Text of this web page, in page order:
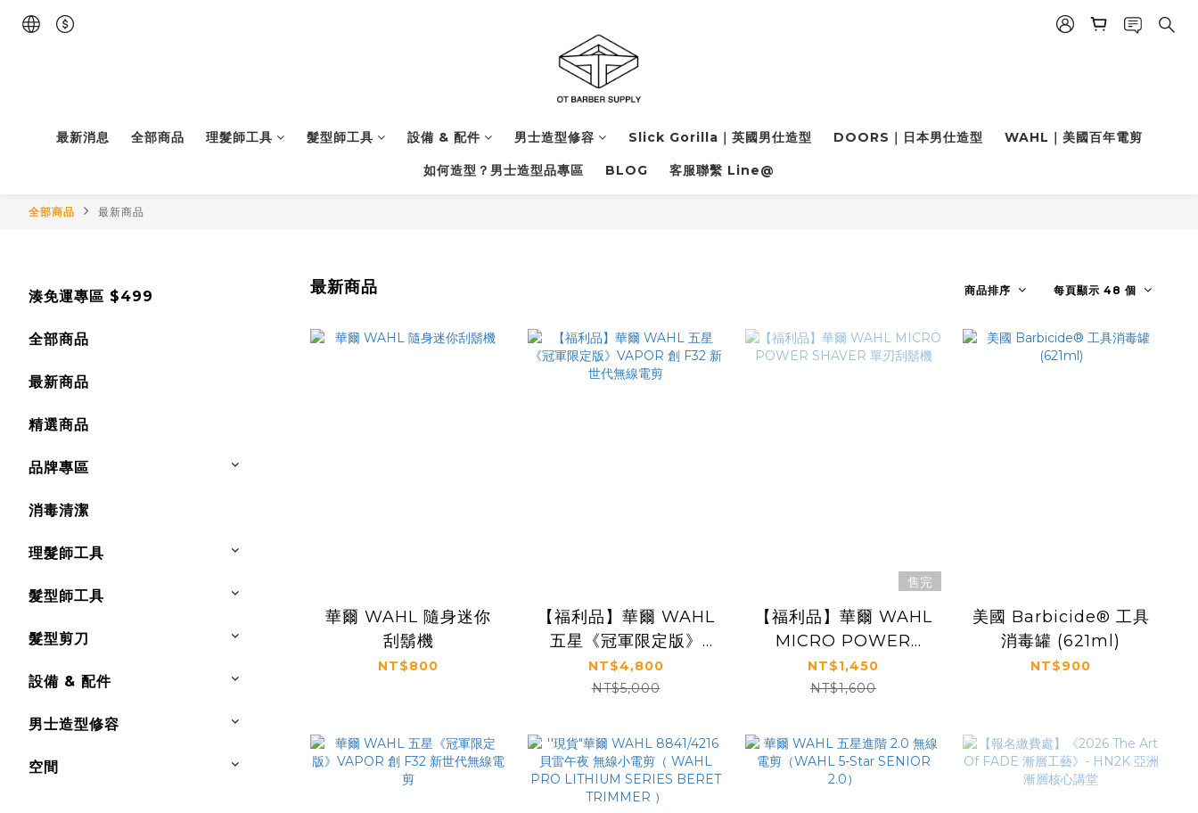
最新消息 全部商品 理髮師工具 髮型師工具 設備 & 配件 男士造型修容 Slick Gorilla｜英國男仕造型 DOORS｜日本男仕造型 WAHL｜美國百年電剪
如何造型？男士造型品專區 BLOG 客服聯繫 Line@
全部商品 最新商品
湊免運專區 $499
全部商品
最新商品
精選商品
品牌專區
消毒清潔
理髮師工具
髮型師工具
髮型剪刀
設備 & 配件
男士造型修容
空間
最新商品 商品排序 每頁顯示 48 個
華爾 WAHL 隨身迷你
刮鬍機
NT$800
【福利品】華爾 WAHL
五星《冠軍限定版》
VAPOR 創 F32 新世代
無線電剪
NT$4,800
NT$5,000
售完
【福利品】華爾 WAHL
MICRO POWER
SHAVER 單刃刮鬍機
NT$1,450
NT$1,600
美國 Barbicide® 工具
消毒罐 (621ml)
NT$900